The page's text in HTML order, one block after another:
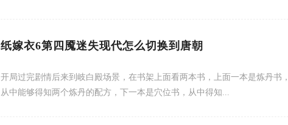
纸嫁衣6第四魇迷失现代怎么切换到唐朝
开局过完剧情后来到岐白殿场景，在书架上面看两本书，上面一本是炼丹书，
从中能够得知两个炼丹的配方，下一本是穴位书，从中得知...